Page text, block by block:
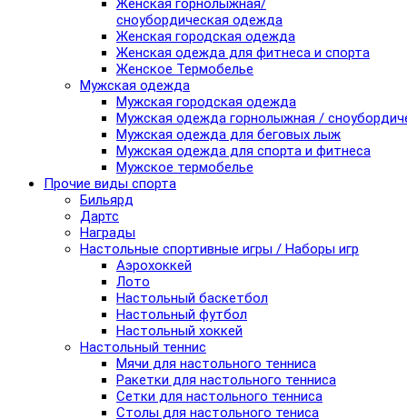
Женская горнолыжная/
сноубордическая одежда
Женская городская одежда
Женская одежда для фитнеса и спорта
Женское Термобелье
Мужская одежда
Мужская городская одежда
Мужская одежда горнолыжная /
Мужская одежда для беговых лыж
Мужская одежда для спорта и фитнеса
Мужское термобелье
Прочие виды спорта
Бильярд
Дартс
Награды
Настольные спортивные игры / Наборы игр
Аэрохоккей
Лото
Настольный баскетбол
Настольный футбол
Настольный хоккей
Настольный теннис
Мячи для настольного тенниса
Ракетки для настольного тенниса
Сетки для настольного тенниса
Столы для настольного тениса